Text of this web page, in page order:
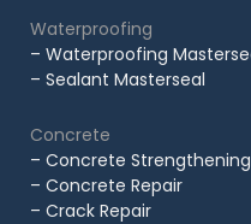
Waterproofing
– Waterproofing
– Sealant Masterseal
Concrete
– Concrete Strengthening
– Concrete Repair
– Crack Repair